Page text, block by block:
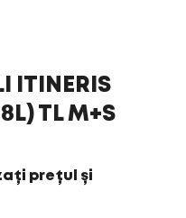
ITINERIS
TL M+S
prețul și